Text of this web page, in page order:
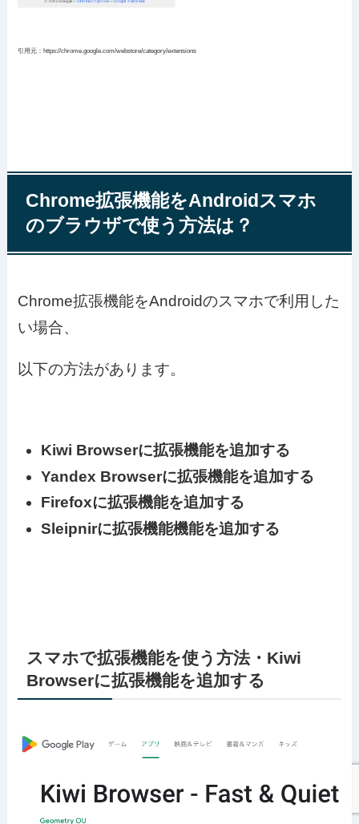
引用元：https://chrome.google.com/webstore/category/extensions
Chrome拡張機能をAndroidスマホ
のブラウザで使う方法は？
Chrome拡張機能をAndroidのスマホで利用した
い場合、
以下の方法があります。
Kiwi Browserに拡張機能を追加する
Yandex Browserに拡張機能を追加する
Firefoxに拡張機能を追加する
Sleipnirに拡張機能機能を追加する
スマホで拡張機能を使う方法・Kiwi
Browserに拡張機能を追加する